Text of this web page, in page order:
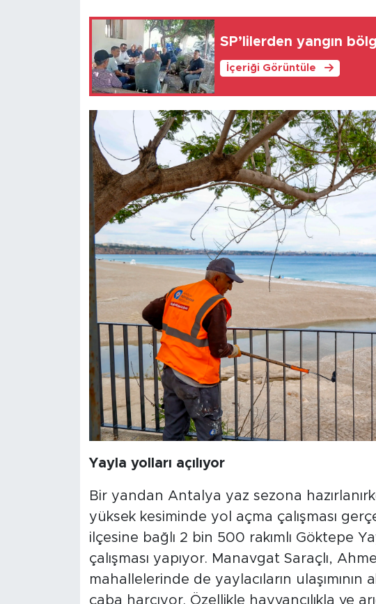
SP’lilerden yangın
İçeriği Görüntüle
Yayla yolları açılıyor
Bir yandan Antalya yaz sezona
yüksek kesiminde yol açma çalışması
ilçesine bağlı 2 bin 500 rakımlı Göktepe
çalışması yapıyor. Manavgat Saraçlı,
mahallelerinde de yaylacıların ulaşımının
çaba harcıyor. Özellikle hayvancılıkla ve